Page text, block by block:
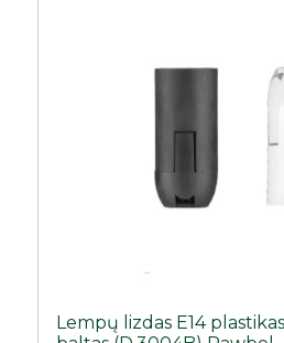
Lempų lizdas E14